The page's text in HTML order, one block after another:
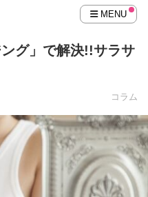
MENU
グ」で解決!!サラサ
コラム